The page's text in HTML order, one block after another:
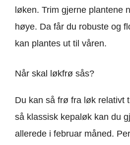
løken. Trim gjerne plantene
høye. Da får du robuste og
kan plantes ut til våren.
Når skal løkfrø sås?
Du kan så frø fra løk relativt
så klassisk kepaløk kan du
allerede i februar måned.